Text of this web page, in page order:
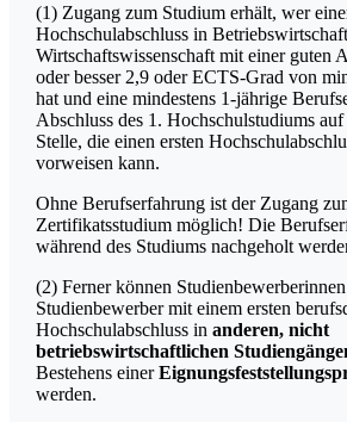
(1) Zugang zum Studium erhält, wer
Hochschulabschluss in
Wirtschaftswissenschaft mit einer guten
oder besser 2,9 oder ECTS-Grad von
hat und eine mindestens 1-jährige
Abschluss des 1. Hochschulstudiums
Stelle, die einen ersten
vorweisen kann.
Ohne Berufserfahrung ist der Zugang
Zertifikatsstudium möglich! Die
während des Studiums nachgeholt
(2) Ferner können
Studienbewerber mit einem ersten
Hochschulabschluss in anderen, nicht
betriebswirtschaftlichen
Bestehens einer
werden.